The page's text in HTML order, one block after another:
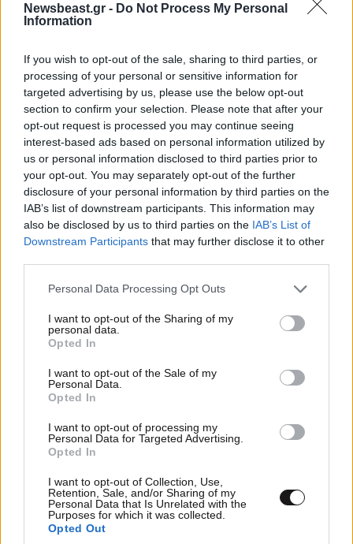
Newsbeast.gr - Do Not Process My Personal
Information
If you wish to opt-out of the sale, sharing to third parties, or
processing of your personal or sensitive information for
targeted advertising by us, please use the below opt-out
section to confirm your selection. Please note that after your
opt-out request is processed you may continue seeing
interest-based ads based on personal information utilized by
us or personal information disclosed to third parties prior to
your opt-out. You may separately opt-out of the further
disclosure of your personal information by third parties on the
IAB’s list of downstream participants. This information may
also be disclosed by us to third parties on the IAB’s List of
Downstream Participants that may further disclose it to other
Please note that this website/app uses one or more Google
not limited to your visit or usage behaviour. You may click to
grant or deny consent to Google and its third-party tags to
use your data for below specified purposes in below Google
consent section.
Personal Data Processing Opt Outs
I want to opt-out of the Sharing of my
personal data.
Opted In
I want to opt-out of the Sale of my
Personal Data.
Opted In
I want to opt-out of processing my
Personal Data for Targeted Advertising.
Opted In
I want to opt-out of Collection, Use,
Retention, Sale, and/or Sharing of my
Personal Data that Is Unrelated with the
Purposes for which it was collected.
Opted Out
Ντόναλντ Τραμπ
Τραμπ υπό πίεση για τη συμφωνία
με το Ιράν: Η σύγκριση με τον
Ομπάμα και οι αντιδράσεις